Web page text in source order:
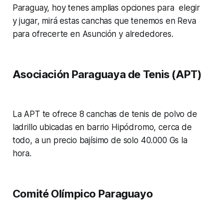
Paraguay, hoy tenes amplias opciones para elegir
y jugar, mirá estas canchas que tenemos en Reva
para ofrecerte en Asunción y alrededores.
Asociación Paraguaya de Tenis (APT)
La APT te ofrece 8 canchas de tenis de polvo de
ladrillo ubicadas en barrio Hipódromo, cerca de
todo, a un precio bajísimo de solo 40.000 Gs la
hora.
Comité Olímpico Paraguayo